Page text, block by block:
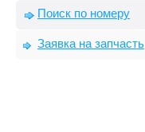
Поиск по номеру
Заявка на запчасть